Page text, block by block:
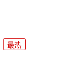
最热